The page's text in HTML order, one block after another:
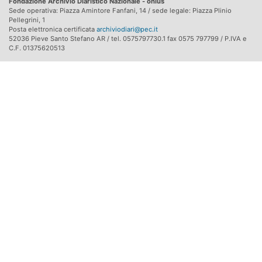
Sede operativa: Piazza Amintore Fanfani, 14 / sede legale: Piazza Plinio
Pellegrini, 1
Posta elettronica certificata archiviodiari@pec.it
52036 Pieve Santo Stefano AR / tel. 0575797730.1 fax 0575 797799 / P.IVA e
C.F. 01375620513